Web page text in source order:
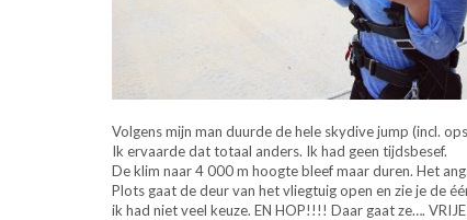
Volgens mijn man duurde de hele skydive jump (incl.
Ik ervaarde dat totaal anders. Ik had geen tijdsbesef.
De klim naar 4 000 m hoogte bleef maar duren. Het
Plots gaat de deur van het vliegtuig open en zie je de
ik had niet veel keuze. EN HOP!!!! Daar gaat ze…. VRIJE